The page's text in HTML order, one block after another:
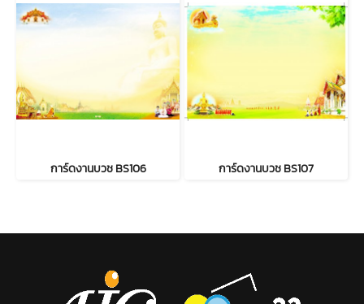
การ์ดงานบวช BS106 การ์ดงานบวช BS107